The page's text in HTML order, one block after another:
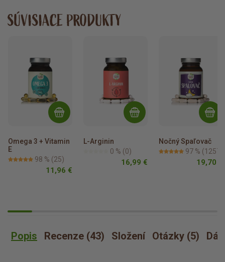
SÚVISIACE PRODUKTY
Omega 3 + Vitamin
E
98 % (25)
11,96 €
L-Arginin
0 % (0)
16,99 €
Nočný Spaľovač
97 % (1257)
19,70 €
Popis Recenze (43) Složení Otázky (5)